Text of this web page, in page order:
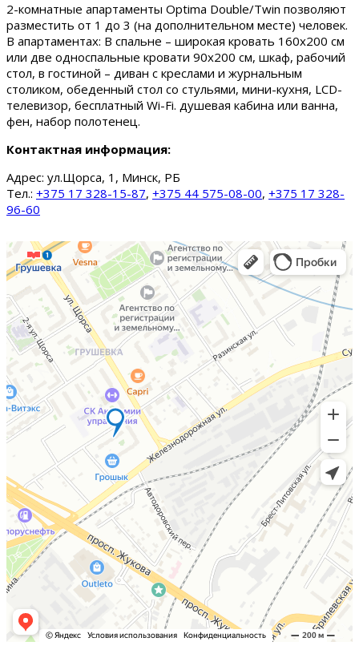
2-комнатные апартаменты Optima Double/Twin позволяют
разместить от 1 до 3 (на дополнительном месте) человек.
В апартаментах: В спальне – широкая кровать 160х200 см
или две односпальные кровати 90х200 см, шкаф, рабочий
стол, в гостиной – диван с креслами и журнальным
столиком, обеденный стол со стульями, мини-кухня, LCD-
телевизор, бесплатный Wi-Fi. душевая кабина или ванна,
фен, набор полотенец.
Контактная информация:
Адрес: ул.Щорса, 1, Минск, РБ
Тел.: +375 17 328-15-87, +375 44 575-08-00, +375 17 328-
96-60